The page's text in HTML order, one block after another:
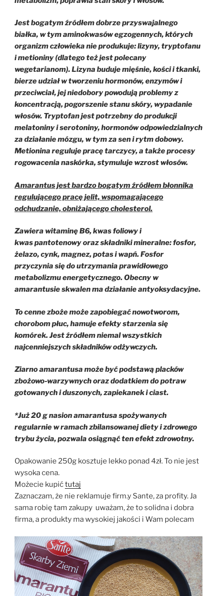
Jest bogatym źródłem dobrze przyswajalnego
białka, w tym aminokwasów egzogennych, których
organizm człowieka nie produkuje: lizyny, tryptofanu
i metioniny (dlatego też jest polecany
wegetarianom). Lizyna buduje mięśnie, kości i tkanki,
bierze udział w tworzeniu hormonów, enzymów i
przeciwciał, jej niedobory powodują problemy z
koncentracją, pogorszenie stanu skóry, wypadanie
włosów. Tryptofan jest potrzebny do produkcji
melatoniny i serotoniny, hormonów odpowiedzialnych
za działanie mózgu, w tym za sen i rytm dobowy.
Metionina reguluje pracę tarczycy, a także procesy
rogowacenia naskórka, stymuluje wzrost włosów.
Amarantus jest bardzo bogatym źródłem błonnika
regulującego pracę jelit, wspomagającego
odchudzanie, obniżającego cholesterol.
Zawiera witaminę B6, kwas foliowy i
kwas pantotenowy oraz składniki mineralne: fosfor,
żelazo, cynk, magnez, potas i wapń. Fosfor
przyczynia się do utrzymania prawidłowego
metabolizmu energetycznego. Obecny w
amarantusie skwalen ma działanie antyoksydacyjne.
To cenne zboże może zapobiegać nowotworom,
chorobom płuc, hamuje efekty starzenia się
komórek. Jest źródłem niemal wszystkich
najcenniejszych składników odżywczych.
Ziarno amarantusa może być podstawą placków
zbożowo‑warzywnych oraz dodatkiem do potraw
gotowanych i duszonych, zapiekanek i ciast.
*Już 20 g nasion amarantusa spożywanych
regularnie w ramach zbilansowanej diety i zdrowego
trybu życia, pozwala osiągnąć ten efekt zdrowotny.
Opakowanie 250g kosztuje lekko ponad 4zł. To nie jest
wysoka cena.
Możecie kupićtutaj
Zaznaczam, że nie reklamuje firm.y Sante, za profity. Ja
sama robię tam zakupy uważam, że to solidna i dobra
firma, a produkty ma wysokiej jakości i Wam polecam